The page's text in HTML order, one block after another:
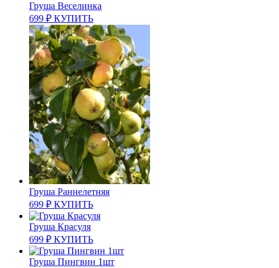
Груша Веселинка
699 ₽ КУПИТЬ
Груша Раннелетняя
699 ₽ КУПИТЬ
Груша Красуля
699 ₽ КУПИТЬ
Груша Пингвин 1шт